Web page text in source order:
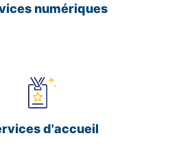
numériques
d'accueil